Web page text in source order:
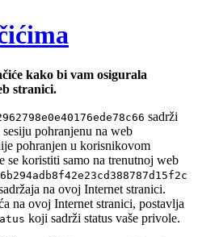
kako bi vam osigurala
stranici.
sadrži
pohranjenu na web
pohranjen u korisnikovom
se koristiti samo na trenutnoj web
na ovoj Internet stranici.
na ovoj Internet stranici, postavlja
koji sadrži status vaše privole.